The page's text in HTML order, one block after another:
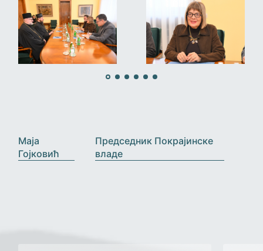
Маја
Гојковић
Председник Покрајинске
владе